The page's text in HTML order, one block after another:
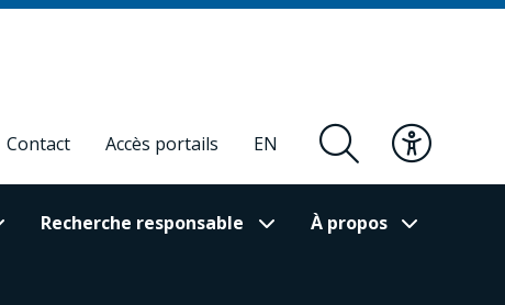
Contact Accès portails EN
Recherche responsable À propos